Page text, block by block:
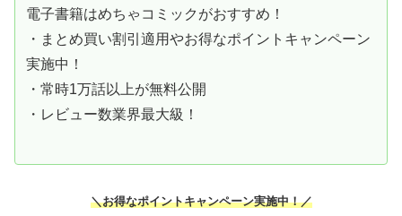
電子書籍はめちゃコミックがおすすめ！
・まとめ買い割引適用やお得なポイントキャンペーン
実施中！
・常時1万話以上が無料公開
・レビュー数業界最大級！
＼お得なポイントキャンペーン実施中！／